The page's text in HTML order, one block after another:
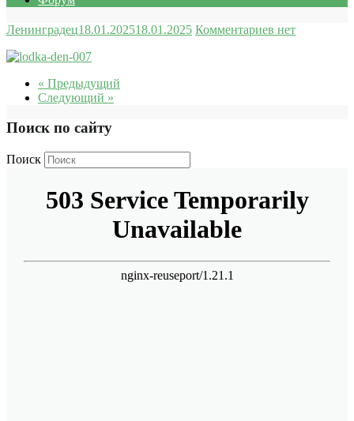
Ленинградец18.01.202518.01.2025 Комментариев нет
« Предыдущий
Следующий »
Поиск по сайту
Поиск